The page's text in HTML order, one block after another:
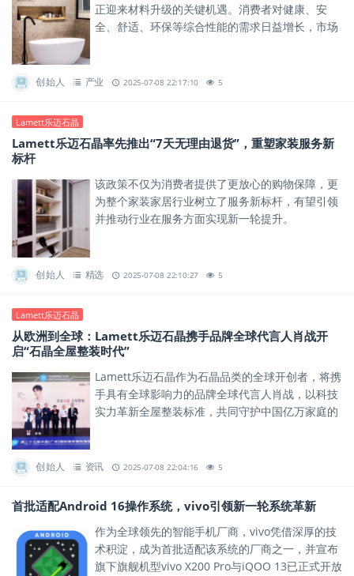
正迎来材料升级的关键机遇。消费者对健康、安
全、舒适、环保等综合性能的需求日益增长，市场
创始人 产业 2025-07-08 22:17:10 5
Lamett乐迈石晶
Lamett乐迈石晶率先推出“7天无理由退货”，重塑家装服务新
标杆
该政策不仅为消费者提供了更放心的购物保障，更
为整个家装家居行业树立了服务新标杆，有望引领
并推动行业在服务方面实现新一轮提升。
创始人 精选 2025-07-08 22:10:27 5
Lamett乐迈石晶
从欧洲到全球：Lamett乐迈石晶携手品牌全球代言人肖战开
启“石晶全屋整装时代”
Lamett乐迈石晶作为石晶品类的全球开创者，将携
手具有全球影响力的品牌全球代言人肖战，以科技
实力革新全屋整装标准，共同守护中国亿万家庭的
创始人 资讯 2025-07-08 22:04:16 5
首批适配Android 16操作系统，vivo引领新一轮系统革新
作为全球领先的智能手机厂商，vivo凭借深厚的技
术积淀，成为首批适配该系统的厂商之一，并宣布
旗下旗舰机型vivo X200 Pro与iQOO 13已正式开放